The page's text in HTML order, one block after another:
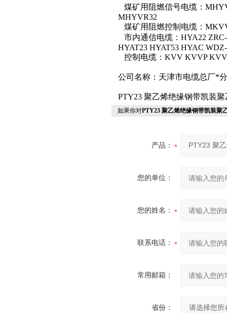
煤矿用阻燃信号电缆：
MHYVR32
煤矿用阻燃控制电缆：
市内通信电缆：HYA22
HYAT23 HYAT53 HYAC
控制电缆：KVV KVVP
公司名称：天津市电缆总厂*
PTY23 聚乙烯绝缘钢带凯装
如果你对PTY23 聚乙烯绝缘钢带凯装聚
产品：
您的单位：
您的姓名：
联系电话：
常用邮箱：
省份：